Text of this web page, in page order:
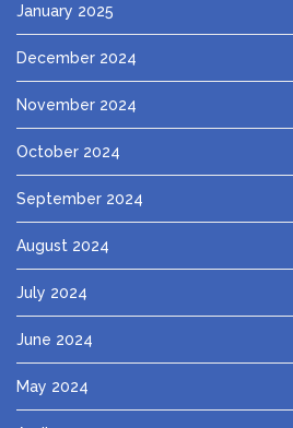
January 2025
December 2024
November 2024
October 2024
September 2024
August 2024
July 2024
June 2024
May 2024